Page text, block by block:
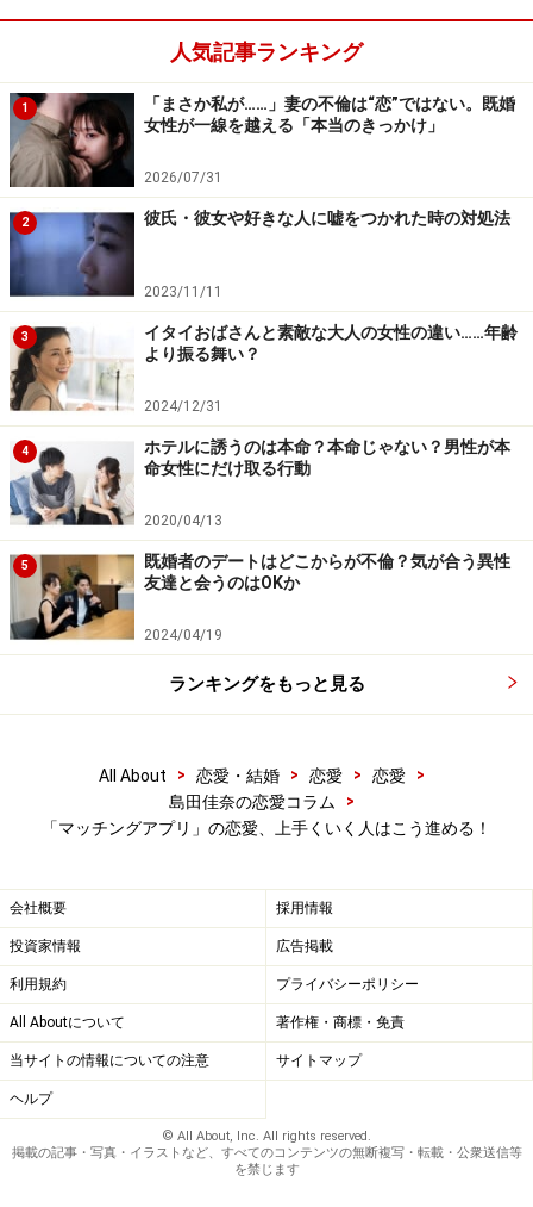
モテている時期も冷静に。己を知れば、自
分に合う人を見つけられる
マッチングアプリによる出会いは「相手からのいいね
（ハート）をもらう、またはあげる」⇒「メッセージの
やりとり、ビデオチャットや電話などのコミュニケーシ
ョン」⇒「リアルでの初デート」といった流れになりま
す。アプリによって初期アクションは異なるものの、リ
アルなデートに至るまでは、相手を値踏み（フィルタリ
ング）する段階です。
マッチングアプリは、どこも新規登録時に注目されやす
いアルゴリズムとなっているため、登録してから2週間
くらいは放置していてもメッセージがたくさん来るでし
ょう。そんなモテ期のうちにいろんな人とメッセージの
やりとりをして、アプリの使い方に慣れるのがポイン
ト。
どんなプロフィール（スペック）の人がいいと感じる
か、どんな顔が好みか、どんなメッセージを送ってくる
を観察することで、あなた自身が「どんな人とつき合い
たいのか」知ることができます。
好みでない相手からアプローチされて断れなくなった
り、誰ともデートに進展せず時間ばかり経ってしまわな
いためには、自分が望む恋愛と好みのタイプをきちんと
把握しておくこと。相手を知ることより己を知ることの
ほうが、いい恋愛をするための近道です。
ネット越しでも相性はわかる。やりとりし
ながらじっくり観察しよう
人気記事ランキング
1
「まさか私が……」妻の不倫は“恋”ではない。既婚
女性が一線を越える「本当のきっかけ」
2026/07/31
2 彼氏・彼女や好きな人に嘘をつかれた時の対処法
2023/11/11
3
イタイおばさんと素敵な大人の女性の違い……年齢
より振る舞い？
2024/12/31
4
ホテルに誘うのは本命？本命じゃない？男性が本
命女性にだけ取る行動
2020/04/13
5
既婚者のデートはどこからが不倫？気が合う異性
友達と会うのはOKか
2024/04/19
ランキングをもっと見る
All About > 恋愛・結婚 > 恋愛 > 恋愛
>
島田佳奈の恋愛コラム
>
「マッチングアプリ」の恋愛、上手くいく人はこう進める！
会社概要 採用情報
投資家情報 広告掲載
利用規約 プライバシーポリシー
All Aboutについて 著作権・商標・免責
当サイトの情報についての注意 サイトマップ
ヘルプ
© All About, Inc. All rights reserved.
掲載の記事・写真・イラストなど、すべてのコンテンツの無断複写・転載・公衆送信等
を禁じます